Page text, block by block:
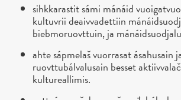
sihkkarastit sámi mánáid
kultuvrii deaivvadettiin
biebmoruovttuin, ja
ahte sápmelaš vuorrasat ásahusain
ruovttubálvalusain besset
kultureallimis.